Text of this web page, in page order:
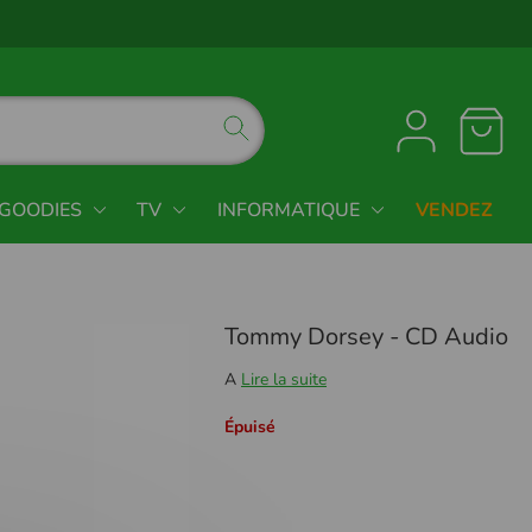
TV INFORMATIQUE VENDEZ
Tommy Dorsey - CD Audio
A Lire la suite
Épuisé